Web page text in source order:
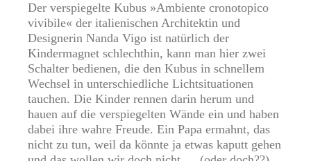
Der verspiegelte Kubus »Ambiente cronotopico
vivibile« der italienischen Architektin und
Designerin Nanda Vigo ist natürlich der
Kindermagnet schlechthin, kann man hier zwei
Schalter bedienen, die den Kubus in schnellem
Wechsel in unterschiedliche Lichtsituationen
tauchen. Die Kinder rennen darin herum und
hauen auf die verspiegelten Wände ein und haben
dabei ihre wahre Freude. Ein Papa ermahnt, das
nicht zu tun, weil da könnte ja etwas kaputt gehen